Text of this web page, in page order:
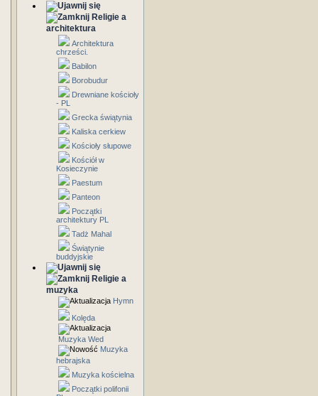
Religie a
architektura
Architektura
chrześci.
Babilon
Borobudur
Drewniane kościoły
- PL
Grecka świątynia
Kaliska cerkiew
Kościoły słupowe
Kościół w
Kosieczynie
Paestum
Panteon
Początki
architektury PL
Tadż Mahal
Świątynie
buddyjskie
Religie a
muzyka
Hymn
Kolęda
Muzyka Wed
Muzyka
hebrajska
Muzyka kościelna
Początki polifonii